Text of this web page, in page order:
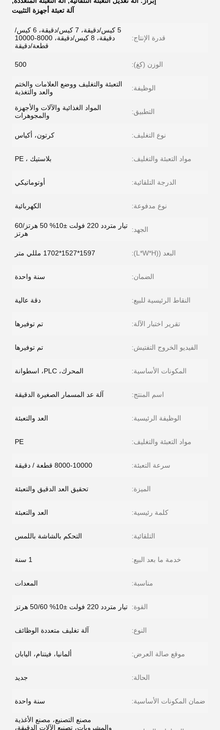
آلة تعبئة أجهزة التثبيت
قدرة الإنتاج:
5 كيس/دقيقة، 7 كيس/دقيقة، 6 كيس/
دقيقة، 8 كيس/دقيقة، 8000-10000
قطعة/دقيقة
الوزن (كغ): 500
الوظيفة:
التعبئة والتغليف ووضع العلامات والختم
والعد والتغذية
التطبيق:
المواد الغذائية والآلات والأجهزة
والمجوهرات
نوع التغليف: كرتون، أكياس
مواد التعبئة والتغليف: بلاستيك ، PE
الدرجة التلقائية: أوتوماتيكي
نوع مدفوعة: الكهربائية
الجهد:
تيار متردد 220 فولت ±10% 50 هرتز/60
هرتز
البعد ((L*W*H): 1597*1527*1702 مللي متر
الضمان: سنة واحدة
النقاط الرئيسية للبيع: دقة عالية
تقرير اختبار الآلة: تم توفيرها
الفيديو الخروج التفتيش: تم توفيرها
المكونات الأساسية: المحرك، PLC، اسطوانة
اسم المنتج: آلة عد المسمار الصغيرة الدقيقة
الوظيفة الرئيسية: العد والتعبئة
مواد التعبئة والتغليف: PE
سرعة التعبئة: 8000-10000 قطعة / دقيقة
الميزة: تحقيق العد الدقيق والتعبئة
كلمة رئيسية: العد والتعبئة
التلقائية: التحكم بالشاشة باللمس
خدمة ما بعد البيع: 1 سنة
مناسبة: المعدات
القوة: تيار متردد 220 فولت ±10% 50/60 هرتز
النوع: آلة تغليف متعددة الوظائف
موقع صالة العرض: ألمانيا، فيتنام، اليابان
الحالة: جديد
ضمان المكونات الأساسية: سنة واحدة
مصنع التصنيع، مصنع الأغذية
والمشروبات، تصنيع الآلات الدقيقة،